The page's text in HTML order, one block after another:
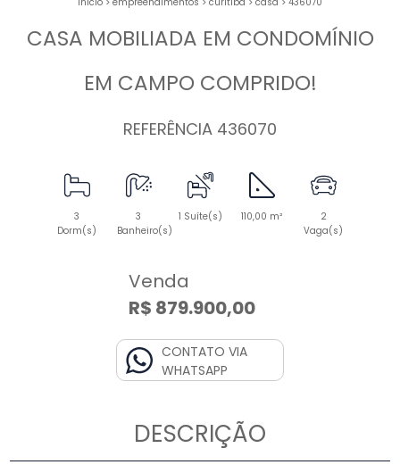
CASA MOBILIADA EM CONDOMÍNIO
EM CAMPO COMPRIDO!
REFERÊNCIA 436070
3
Dorm(s)
3
Banheiro(s)
1 Suíte(s) 110,00 m²
2
Vaga(s)
Venda
R$ 879.900,00
CONTATO VIA
WHATSAPP
DESCRIÇÃO